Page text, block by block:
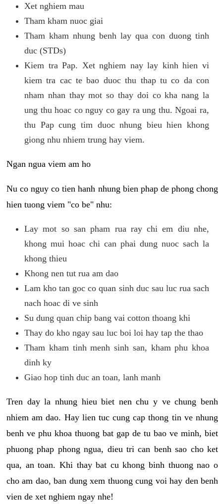
Xet nghiem mau
Tham kham nuoc giai
Tham kham nhung benh lay qua con duong tinh
duc (STDs)
Kiem tra Pap. Xet nghiem nay lay kinh hien vi
kiem tra cac te bao duoc thu thap tu co da con
nham nhan thay mot so thay doi co kha nang la
ung thu hoac co nguy co gay ra ung thu. Ngoai ra,
thu Pap cung tim duoc nhung bieu hien khong
giong nhu nhiem trung hay viem.
Ngan ngua viem am ho
Nu co nguy co tien hanh nhung bien phap de phong chong
hien tuong viem "co be" nhu:
Lay mot so san pham rua ray chi em diu nhe,
khong mui hoac chi can phai dung nuoc sach la
khong thieu
Khong nen tut rua am dao
Lam kho tan goc co quan sinh duc sau luc rua sach
nach hoac di ve sinh
Su dung quan chip bang vai cotton thoang khi
Thay do kho ngay sau luc boi loi hay tap the thao
Tham kham tinh menh sinh san, kham phu khoa
dinh ky
Giao hop tinh duc an toan, lanh manh
Tren day la nhung hieu biet nen chu y ve chung benh
nhiem am dao. Hay lien tuc cung cap thong tin ve nhung
benh ve phu khoa thuong bat gap de tu bao ve minh, biet
phuong phap phong ngua, dieu tri can benh sao cho ket
qua, an toan. Khi thay bat cu khong binh thuong nao o
cho am dao, ban dung xem thuong cung voi hay den benh
vien de xet nghiem ngay nhe!